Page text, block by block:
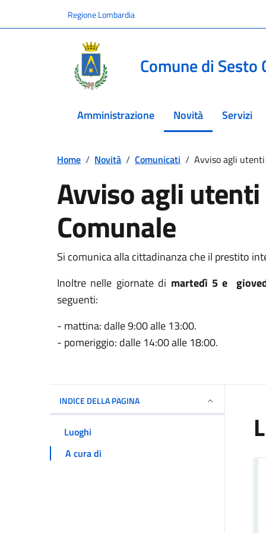
Regione Lombardia
Comune di Sesto
Amministrazione Novità
menu selezionato
Servizi
Home / Novità / Comunicati / Avviso agli
Avviso agli
Comunale
Si comunica alla cittadinanza che il prestito
Inoltre nelle giornate di martedì 5 e
seguenti:
- mattina: dalle 9:00 alle 13:00.
- pomeriggio: dalle 14:00 alle 18:00.
INDICE DELLA PAGINA
Luoghi
A cura di